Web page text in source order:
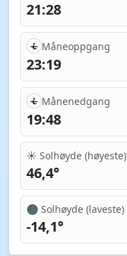
21:28
Måneoppgang
23:19
Månenedgang
19:48
☀️ Solhøyde (høyeste)
46,4°
🌑 Solhøyde (laveste)
-14,1°